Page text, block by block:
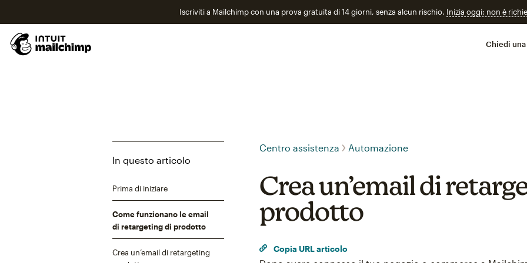
Iscriviti a Mailchimp con una prova gratuita di 14 giorni, senza alcun rischio. Inizia oggi: non è
Chiedi
In questo articolo
Prima di iniziare
Come funzionano le email
di retargeting di prodotto
Crea un’email di retargeting
Centro assistenza Automazione
Crea un’email di
prodotto
Copia URL articolo